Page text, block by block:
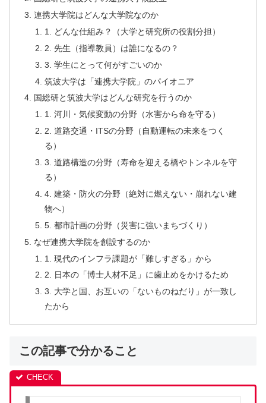
連携大学院はどんな大学院なのか
1. どんな仕組み？（大学と研究所の役割分担）
2. 先生（指導教員）は誰になるの？
3. 学生にとって何がすごいのか
筑波大学は「連携大学院」のパイオニア
国総研と筑波大学はどんな研究を行うのか
1. 河川・気候変動の分野（水害から命を守る）
2. 道路交通・ITSの分野（自動運転の未来をつく
る）
3. 道路構造の分野（寿命を迎える橋やトンネルを守
る）
4. 建築・防火の分野（絶対に燃えない・崩れない建
物へ）
5. 都市計画の分野（災害に強いまちづくり）
なぜ連携大学院を創設するのか
1. 現代のインフラ課題が「難しすぎる」から
2. 日本の「博士人材不足」に歯止めをかけるため
3. 大学と国、お互いの「ないものねだり」が一致し
たから
この記事で分かること